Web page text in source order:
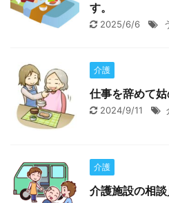
す。
2025/6/6
介護
仕事を辞めて
2024/9/11
介護
介護施設の相